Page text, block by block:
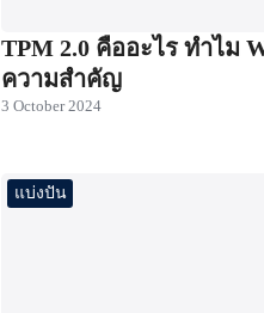
TPM 2.0 คืออะไร ทำไม
ความสำคัญ
3 October 2024
แบ่งปัน